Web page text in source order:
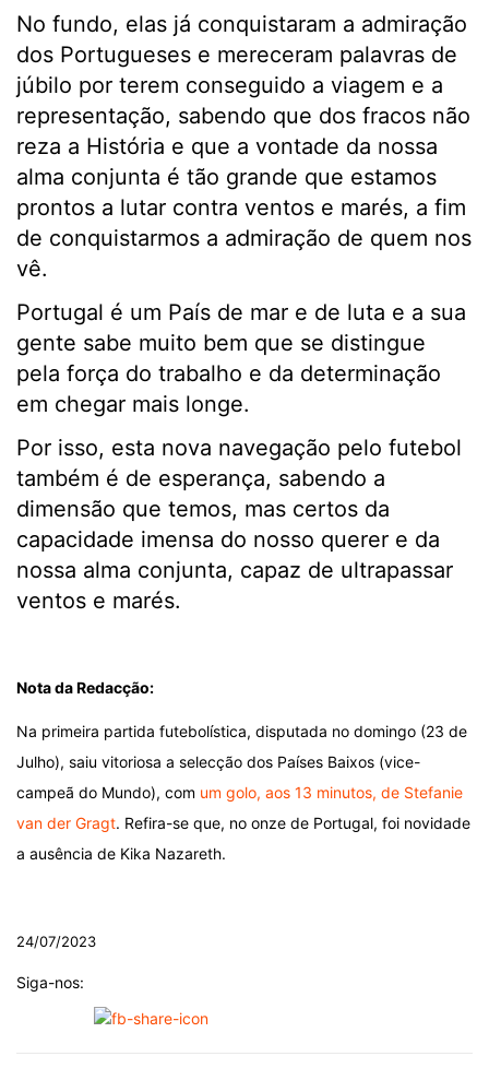
No fundo, elas já conquistaram a admiração
dos Portugueses e mereceram palavras de
júbilo por terem conseguido a viagem e a
representação, sabendo que dos fracos não
reza a História e que a vontade da nossa
alma conjunta é tão grande que estamos
prontos a lutar contra ventos e marés, a fim
de conquistarmos a admiração de quem nos
vê.
Portugal é um País de mar e de luta e a sua
gente sabe muito bem que se distingue
pela força do trabalho e da determinação
em chegar mais longe.
Por isso, esta nova navegação pelo futebol
também é de esperança, sabendo a
dimensão que temos, mas certos da
capacidade imensa do nosso querer e da
nossa alma conjunta, capaz de ultrapassar
ventos e marés.
Nota da Redacção:
Na primeira partida futebolística, disputada no domingo (23 de
Julho), saiu vitoriosa a selecção dos Países Baixos (vice-
campeã do Mundo), com um golo, aos 13 minutos, de Stefanie
van der Gragt. Refira-se que, no onze de Portugal, foi novidade
a ausência de Kika Nazareth.
24/07/2023
Siga-nos: